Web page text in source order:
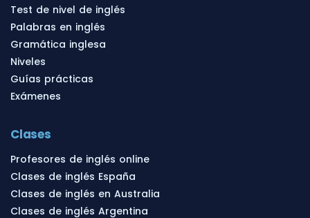
Test de nivel de inglés
Palabras en inglés
Gramática inglesa
Niveles
Guías prácticas
Exámenes
Clases
Profesores de inglés online
Clases de inglés España
Clases de inglés en Australia
Clases de inglés Argentina